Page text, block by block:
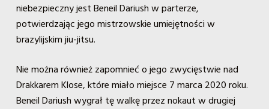
niebezpieczny jest Beneil Dariush w parterze,
potwierdzając jego mistrzowskie umiejętności w
brazylijskim jiu-jitsu.
Nie można również zapomnieć o jego zwycięstwie nad
Drakkarem Klose, które miało miejsce 7 marca 2020 roku.
Beneil Dariush wygrał tę walkę przez nokaut w drugiej